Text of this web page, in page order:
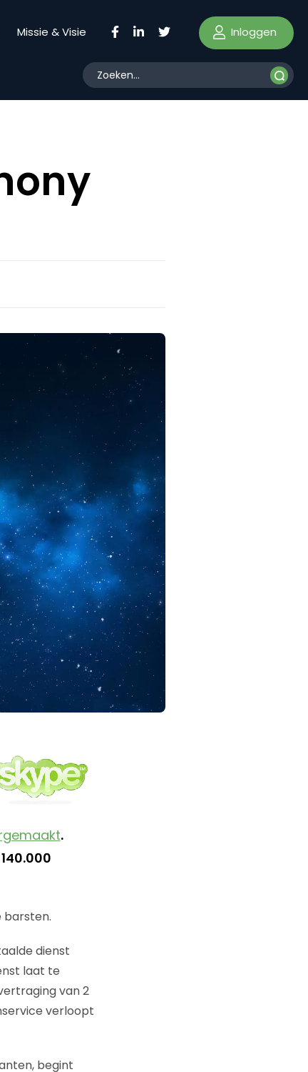
Missie & Visie Inloggen
.
barsten.
dienst
laat te
van 2
verloopt
begint